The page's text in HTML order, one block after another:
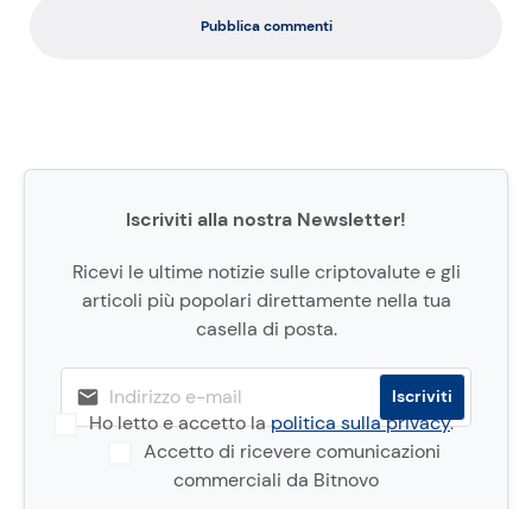
Pubblica commenti
Iscriviti alla nostra Newsletter!
Ricevi le ultime notizie sulle criptovalute e gli
articoli più popolari direttamente nella tua
casella di posta.
Ho letto e accetto lapolitica sulla privacy.
Accetto di ricevere comunicazioni
commerciali da Bitnovo